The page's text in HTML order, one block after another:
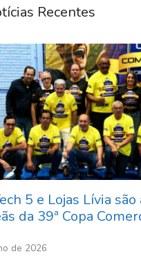
Recentes
5 e Lojas Lívia são
da 39ª Copa
de 2026